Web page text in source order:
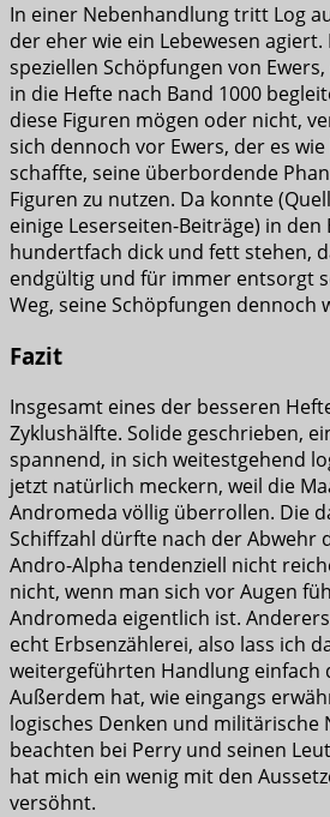
In einer Nebenhandlung tritt Log
der eher wie ein Lebewesen
speziellen Schöpfungen von
in die Hefte nach Band 1000
diese Figuren mögen oder nicht,
sich dennoch vor Ewers, der es
schaffte, seine überbordende
Figuren zu nutzen. Da konnte
einige Leserseiten-Beiträge) in den
hundertfach dick und fett stehen,
endgültig und für immer entsorgt
Weg, seine Schöpfungen dennoch
Fazit
Insgesamt eines der besseren
Zyklushälfte. Solide geschrieben,
spannend, in sich weitestgehend
jetzt natürlich meckern, weil die
Andromeda völlig überrollen. Die
Schiffzahl dürfte nach der Abwehr
Andro-Alpha tendenziell nicht
nicht, wenn man sich vor Augen
Andromeda eigentlich ist.
echt Erbsenzählerei, also lass ich
weitergeführten Handlung einfach
Außerdem hat, wie eingangs
logisches Denken und militärische
beachten bei Perry und seinen
hat mich ein wenig mit den
versöhnt.